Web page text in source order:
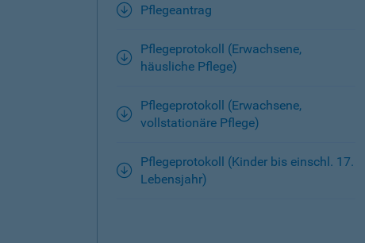
Pflegeantrag
Pflegeprotokoll (Erwachsene,
häusliche Pflege)
Pflegeprotokoll (Erwachsene,
vollstationäre Pflege)
Pflegeprotokoll (Kinder bis einschl. 17.
Lebensjahr)